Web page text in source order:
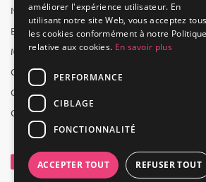
Nos partenaires
Espace presse
Mentions légales
CGV
CGU
Contact
MP2
améliorer l'expérience utilisateur. En
utilisant notre site Web, vous acceptez tous
les cookies conformément à notre Politique
relative aux cookies. En savoir plus
PERFORMANCE
CIBLAGE
FONCTIONNALITÉ
ACCEPTER TOUT REFUSER TOUT